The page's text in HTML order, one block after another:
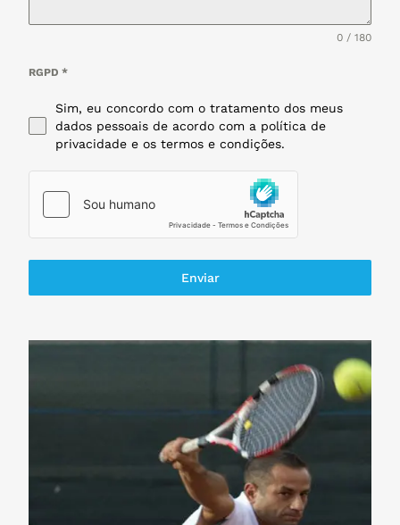
0 / 180
RGPD*
Sim, eu concordo com o tratamento dos meus
dados pessoais de acordo com a política de
privacidade e os termos e condições.
Enviar